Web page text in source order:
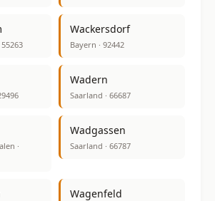
Wackersdorf
Bayern · 92442
Wadern
Saarland · 66687
·
Wadgassen
Saarland · 66787
Wagenfeld